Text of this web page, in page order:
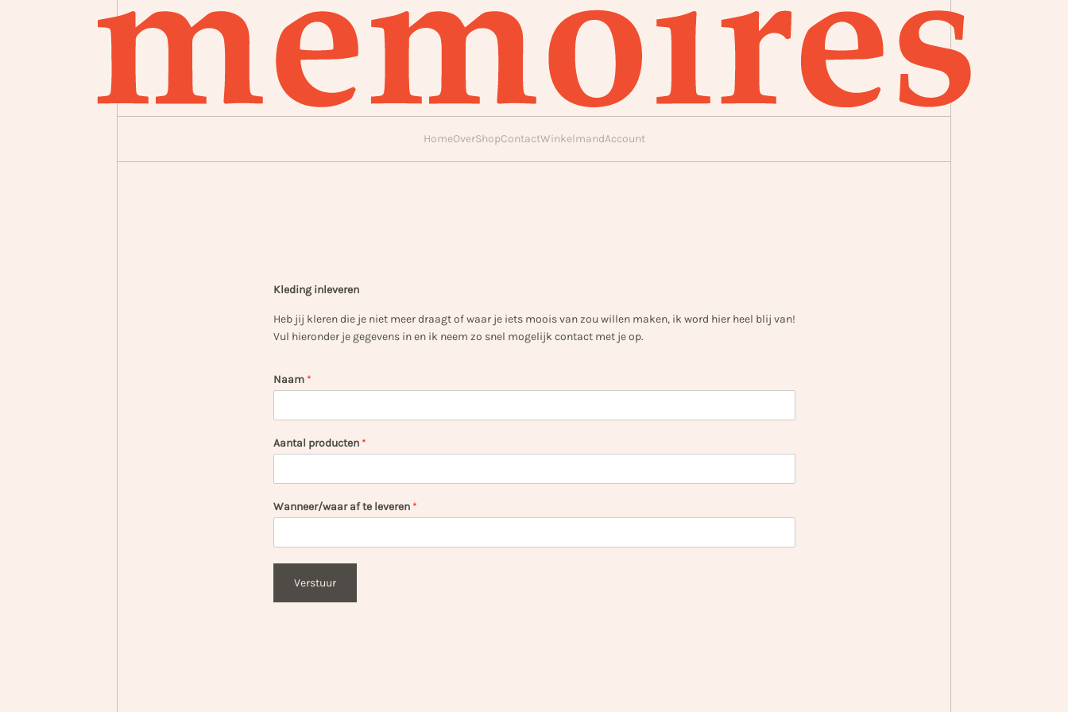
HomeOverShopContactWinkelmandAccount
Kleding inleveren
Heb jij kleren die je niet meer draagt of waar je iets moois van zou willen maken, ik word hier heel blij van!
Vul hieronder je gegevens in en ik neem zo snel mogelijk contact met je op.
Naam *
Aantal producten *
Wanneer/waar af te leveren *
Verstuur